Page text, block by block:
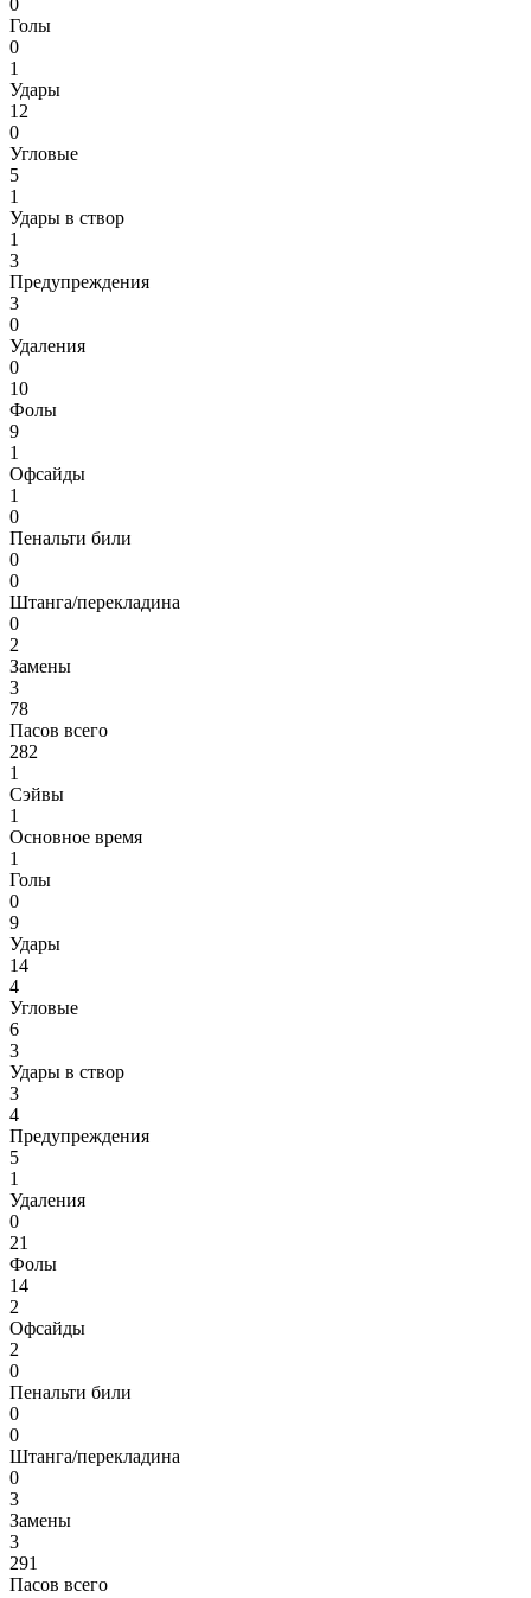
0
Голы
0
1
Удары
12
0
Угловые
5
1
Удары в створ
1
3
Предупреждения
3
0
Удаления
0
10
Фолы
9
1
Офсайды
1
0
Пенальти били
0
0
Штанга/перекладина
0
2
Замены
3
78
Пасов всего
282
1
Сэйвы
1
Основное время
1
Голы
0
9
Удары
14
4
Угловые
6
3
Удары в створ
3
4
Предупреждения
5
1
Удаления
0
21
Фолы
14
2
Офсайды
2
0
Пенальти били
0
0
Штанга/перекладина
0
3
Замены
3
291
Пасов всего